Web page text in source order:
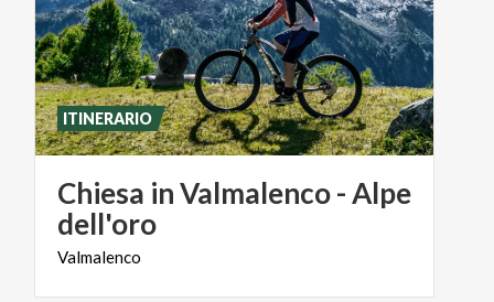
Chiesa in Valmalenco - Alpe
dell'oro
Valmalenco
ITINERARIO